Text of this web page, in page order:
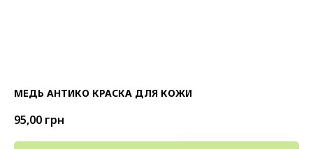
МЕДЬ АНТИКО КРАСКА ДЛЯ КОЖИ
95,00 грн